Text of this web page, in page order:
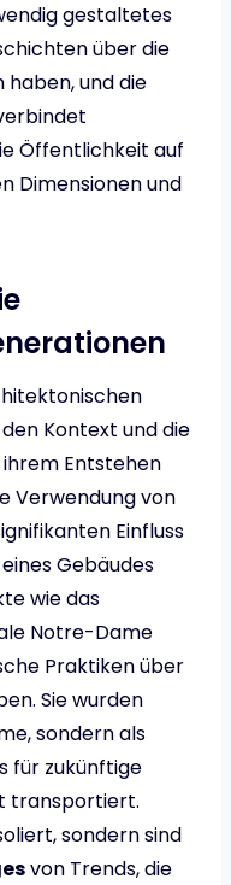
gestaltetes
über die
haben, und die
Öffentlichkeit auf
Dimensionen und
Kontext und die
ihrem Entstehen
Verwendung von
Einfluss
Gebäudes
wie das
Notre-Dame
Praktiken über
Sie wurden
sondern als
für zukünftige
transportiert.
sondern sind
von Trends, die